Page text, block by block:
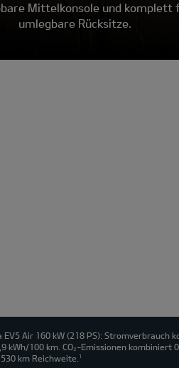
Mittelkonsole und komplett
umlegbare Rücksitze.
EV5 Air 160 kW (218 PS): Stromverbrauch
kWh/100 km. CO₂-Emissionen kombiniert
km Reichweite.
1